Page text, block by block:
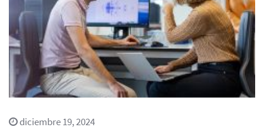
diciembre 19, 2024